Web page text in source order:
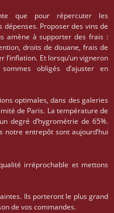
que pour répercuter les
dépenses. Proposer des vins de
amène à supporter des frais :
droits de douane, frais de
Et lorsqu’un vigneron
obligés d’ajuster en
optimales, dans des galeries
de Paris. La température de
degré d’hygrométrie de 65%.
notre entrepôt sont aujourd’hui
irréprochable et mettons
Ils porteront le plus grand
de vos commandes.